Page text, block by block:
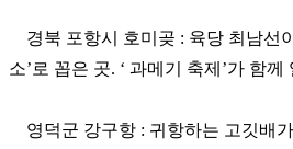
경북 포항시 호미곶 : 육당 최남선
소’로 꼽은 곳. ‘ 과메기 축제’가 함께
영덕군 강구항 : 귀항하는 고깃배